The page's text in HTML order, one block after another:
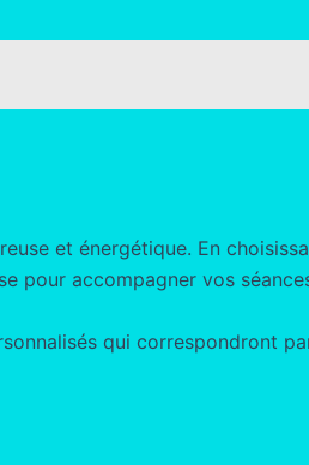
et énergétique. En
accompagner vos
qui correspondront